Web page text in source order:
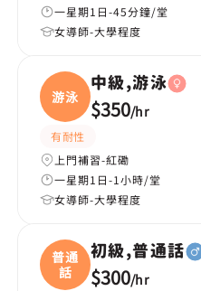
一星期1日-45分鐘/堂
女導師-大學程度
游泳
中級,游泳
$350/hr
有耐性
上門補習-紅磡
一星期1日-1小時/堂
女導師-大學程度
普通
話
初級,普通話
$300/hr